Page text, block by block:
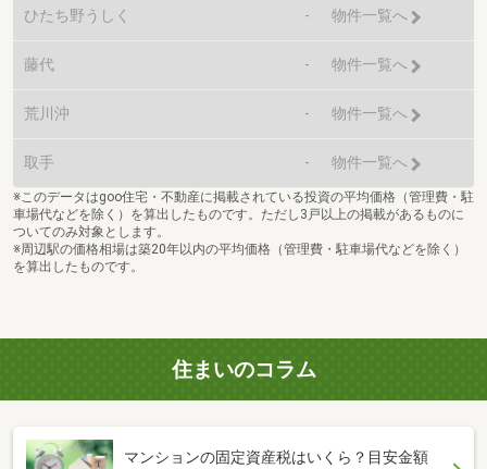
ひたち野うしく - 物件一覧へ
藤代 - 物件一覧へ
荒川沖 - 物件一覧へ
取手 - 物件一覧へ
※このデータはgoo住宅・不動産に掲載されている投資の平均価格（管理費・駐
車場代などを除く）を算出したものです。ただし3戸以上の掲載があるものに
ついてのみ対象とします。
※周辺駅の価格相場は築20年以内の平均価格（管理費・駐車場代などを除く）
を算出したものです。
住まいのコラム
マンションの固定資産税はいくら？目安金額